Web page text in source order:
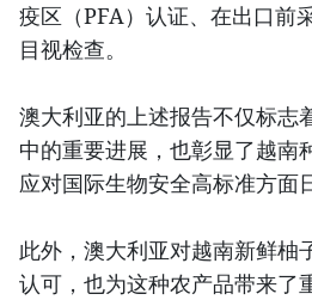
疫区（PFA）认证、在出口前
目视检查。
澳大利亚的上述报告不仅标志
中的重要进展，也彰显了越南
应对国际生物安全高标准方面
此外，澳大利亚对越南新鲜柚
认可，也为这种农产品带来了